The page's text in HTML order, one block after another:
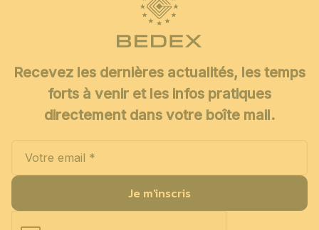
Recevez les dernières actualités, les temps
forts à venir et les infos pratiques
directement dans votre boîte mail.
Je m'inscris